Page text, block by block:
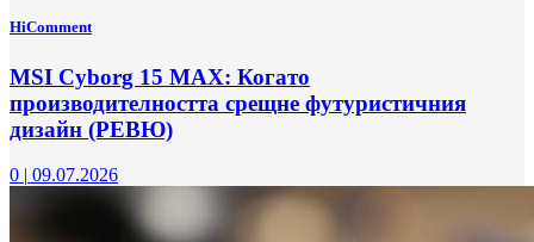
HiComment
MSI Cyborg 15 MAX: Когато
производителността срещне футуристичния
дизайн (РЕВЮ)
0 | 09.07.2026